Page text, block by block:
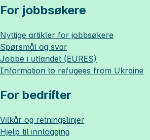
For jobbsøkere
Nyttige artikler for jobbsøkere
Spørsmål og svar
Jobbe i utlandet (EURES)
Information to refugees from Ukraine
For bedrifter
Vilkår og retningslinjer
Hjelp til innlogging